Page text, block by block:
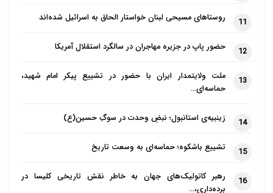
11 روستاهای مسیحی لبنان خواستار الحاق به اسرائیل شده‌اند
12 حضور پاپ در جزیره مهاجران در سالگرد استقلال آمریکا
13
ملت ولایتمدار ایران با حضور در تشییع پیکر امام شهید،
حماسه‌ای…
14 زینبیه‌ی استانبول؛ نبضِ وحدت در سوگِ حسین(ع)
15 تشییع باشکوه؛ حماسه‌ای به وسعت تاریخ
16
رهبر کاتولیک‌های جهان به خاطر نقش تاریخی کلیسا در
برده‌داری،…